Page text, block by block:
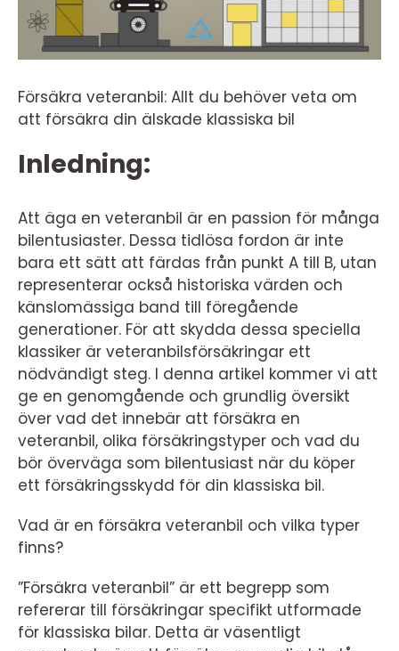
Försäkra veteranbil: Allt du behöver veta om
att försäkra din älskade klassiska bil
Inledning:
Att äga en veteranbil är en passion för många
bilentusiaster. Dessa tidlösa fordon är inte
bara ett sätt att färdas från punkt A till B, utan
representerar också historiska värden och
känslomässiga band till föregående
generationer. För att skydda dessa speciella
klassiker är veteranbilsförsäkringar ett
nödvändigt steg. I denna artikel kommer vi att
ge en genomgående och grundlig översikt
över vad det innebär att försäkra en
veteranbil, olika försäkringstyper och vad du
bör överväga som bilentusiast när du köper
ett försäkringsskydd för din klassiska bil.
Vad är en försäkra veteranbil och vilka typer
finns?
”Försäkra veteranbil” är ett begrepp som
refererar till försäkringar specifikt utformade
för klassiska bilar. Detta är väsentligt